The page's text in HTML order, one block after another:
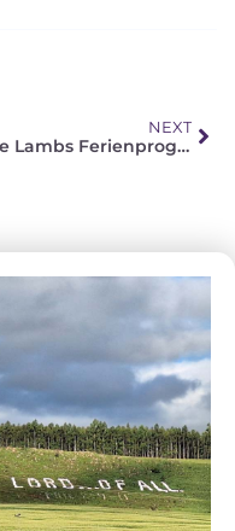
NEXT
Little Lambs Ferienprogramm – Juni 2019